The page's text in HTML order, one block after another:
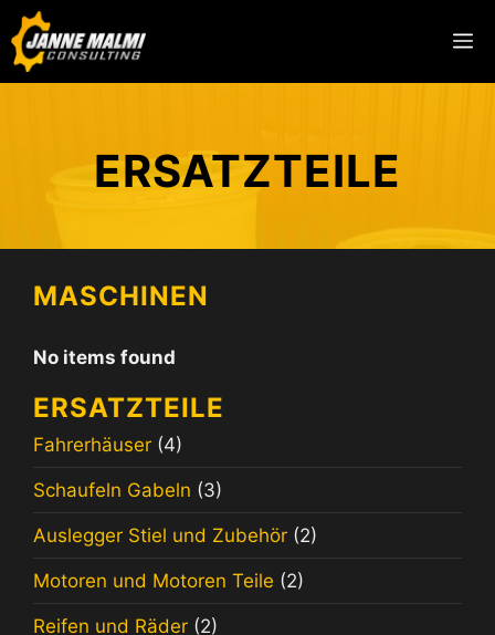
ERSATZTEILE
MASCHINEN
No items found
ERSATZTEILE
Fahrerhäuser (4)
Schaufeln Gabeln (3)
Auslegger Stiel und Zubehör (2)
Motoren und Motoren Teile (2)
Reifen und Räder (2)